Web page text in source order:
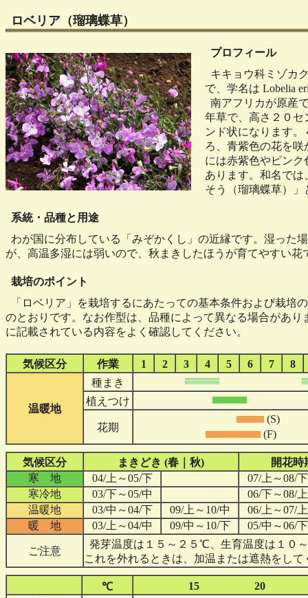
ロベリア（瑠璃蝶草）
プロフィール
キキョウ科ミゾカ
で、学名は Lobelia
南アフリカが原産
年草で、高さ２０セ
ンド状になります
ろ、青紫色の花を咲
には赤紫色やピンク
あります。和名では
そう（瑠璃蝶草）」
系統・品種と用途
わが国に分布している「みぞかくし」の近縁です。湿った
が、高温多湿には弱いので、秋まきしたほうが育てやすい花
栽培のポイント
「ロベリア」を栽培するにあたっての基本条件および栽培
のとおりです。なお作型は、品種によって異なる場合があり
に記載されている内容をよく確認してください。
気候区分 作業 1 2 3 4 5 6 7 8
温暖地
種まき
植えつけ
花期
(S)
(F)
気候区分 まきどき (春｜秋)
開花時
寒 地
04/上～05/下
07/上～08/下
寒冷地
03/下～05/中
06/下～08/上
温暖地
03/中～04/下 09/上～10/中
06/上～07/上
暖 地
03/上～04/中 09/中～10/下 05/中～06/下
ご注意
発芽温度は１５～２５℃、生育温度は１０
これを外れるときは、加温または遮熱をして
℃ 15
20